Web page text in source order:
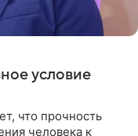
условие
что прочность
человека к